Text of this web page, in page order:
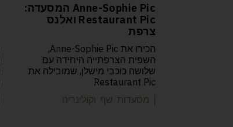
Anne-Sophie Pic המסעדה:
Restaurant Pic ואלנס
צרפת
הכירו את Anne-Sophie Pic,
השפית הצרפתייה היחידה עם
שלושה כוכבי מישלן, שמובילה את
Restaurant Pic
| מסעדות שף וקולינריה